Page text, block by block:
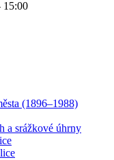
15:00
(1896–1988)
a srážkové úhrny